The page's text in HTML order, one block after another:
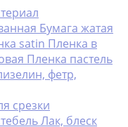
Бумага жатая
satin Пленка в
Пленка пастель
фетр,
срезки
Лак, блеск